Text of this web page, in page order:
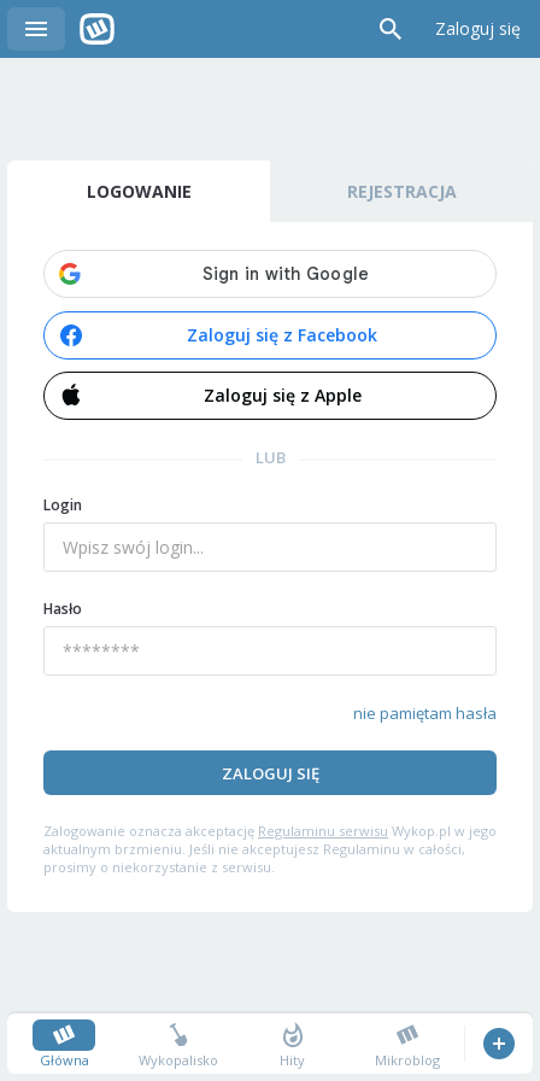
Zaloguj się
LOGOWANIE REJESTRACJA
Zaloguj się z Facebook
Zaloguj się z Apple
LUB
Login
Hasło
nie pamiętam hasła
ZALOGUJ SIĘ
Zalogowanie oznacza akceptację Regulaminu serwisu Wykop.pl w jego
aktualnym brzmieniu. Jeśli nie akceptujesz Regulaminu w całości,
prosimy o niekorzystanie z serwisu.
Główna Wykopalisko Hity Mikroblog